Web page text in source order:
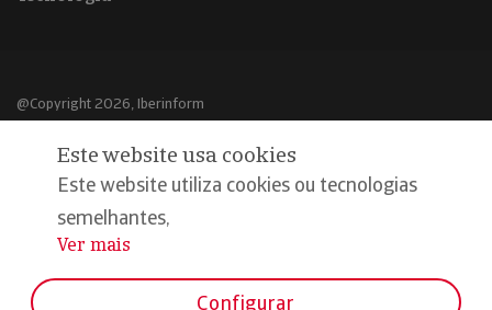
@Copyright 2026, Iberinform
Aviso legal
Política de cookies
Declaração de privacidade
Este website usa cookies
Este website utiliza cookies ou tecnologias
semelhantes,
...
Ver mais
Configurar